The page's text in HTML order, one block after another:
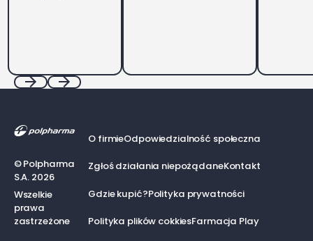
©Polpharma
S.A. 2026
Wszelkie
prawa
zastrzeżone
O firmieOdpowiedzialność społeczna
Zgłoś działania niepożądaneKontakt
Gdzie kupić?Polityka prywatności
Polityka plików cokkiesFarmacja Play